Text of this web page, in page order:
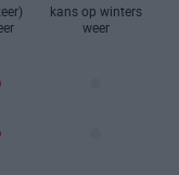
kans op winters
weer